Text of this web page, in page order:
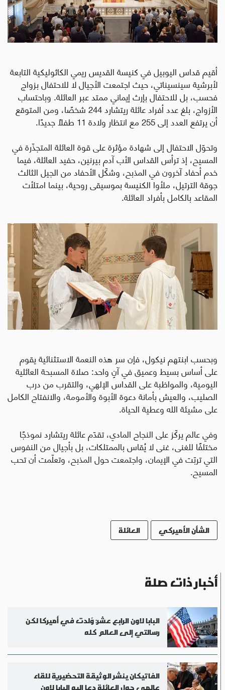
أقيم قداس اليوبيل في كنيسة القديس ريمي الكاثوليكية التابعة
لأبرشية سينسيناتي، حيث اجتمعت الأجيال لا للاحتفال بزواج
فحسب، بل للاحتفال بإرث إيماني ممتد عبر العائلة. وباحتساب
الأزواج، بلغ عدد أفراد عائلة ريتشارد 244 شخصًا، ومن المتوقع
أن يرتفع العدد إلى 255 مع انتظار ولادة 11 طفلًا جديدًا
.
وتحوّل الاحتفال إلى شهادة مؤثرة على قوة العائلة المتجذّرة في
المسيح، إذ ترأس القداس الأب آدم بيرنين، حفيد العائلة، فيما
خدم أحفاد آخرون في المذبح، وشكّل الأحفاد من الجيل الثالث
جوقة الترتيل، ملأوا الكنيسة بموسيقى روحية، بينما امتلأت
المقاعد بالكامل بأفراد العائلة.
وبحسب ابنتهم نيكول، فإن سر هذه النعمة الاستثنائية يقوم
على أساس بسيط وعميق في آنٍ واحد: صلاة المسبحة العائلية
اليومية، والمواظبة على القداس الإلهي، والتقرب من درب
الصليب، والعيش بأمانة دعوة الأبوة والأمومة، والانفتاح الكامل
على مشيئة الله وعطية الحياة.
وفي عالم يركّز على النجاح المادي، تقدّم عائلة ريتشارد نموذجًا
مختلفًا للغنى، غنى لا يُقاس بالممتلكات، بل بأجيال من النفوس
التي تربّت في الإيمان، واجتمعت حول المذبح، وتعلّمت أن تحب
المسيح.
الشأن الأميركي العائلة
أخبار ذات صلة
البابا لاون الرابع عشر: وُلدت في أميركا لكن
رسالتي إلى العالم كله
الفاتيكان ينشر الوثيقة التحضيرية للقاء
عالمي حول العائلة دعا إليه البابا لاون